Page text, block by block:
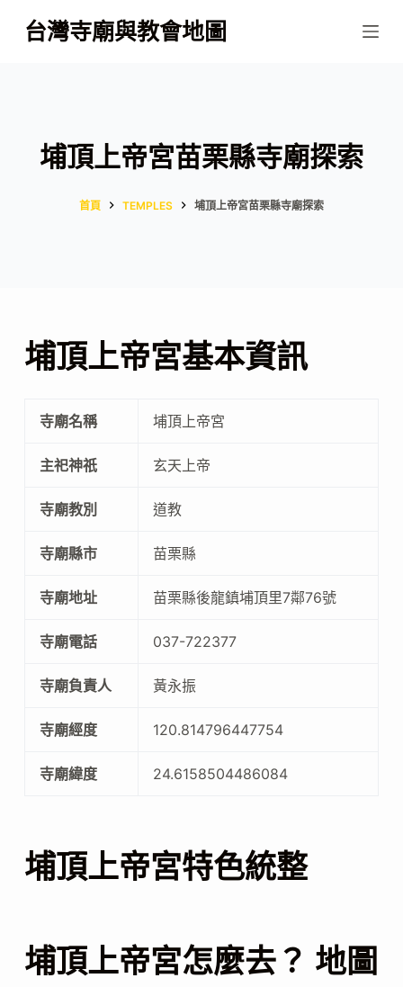
跳
至
台灣寺廟與教會地圖
埔頂上帝宮苗栗縣寺廟探索
首頁 TEMPLES 埔頂上帝宮苗栗縣寺廟探索
埔頂上帝宮基本資訊
寺廟名稱 埔頂上帝宮
主祀神祇 玄天上帝
寺廟教別 道教
寺廟縣市 苗栗縣
寺廟地址 苗栗縣後龍鎮埔頂里7鄰76號
寺廟電話 037-722377
寺廟負責人 黃永振
寺廟經度 120.814796447754
寺廟緯度 24.6158504486084
埔頂上帝宮特色統整
埔頂上帝宮怎麼去？ 地圖